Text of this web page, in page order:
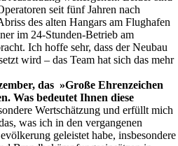
seit fünf Jahren nach
des alten Hangars am Flughafen
im 24-Stunden-Betrieb am
Ich hoffe sehr, dass der Neubau
wird – das Team hat sich das mehr
das »Große Ehrenzeichen
Was bedeutet Ihnen diese
Wertschätzung und erfüllt mich
was ich in den vergangenen
geleistet habe, insbesondere